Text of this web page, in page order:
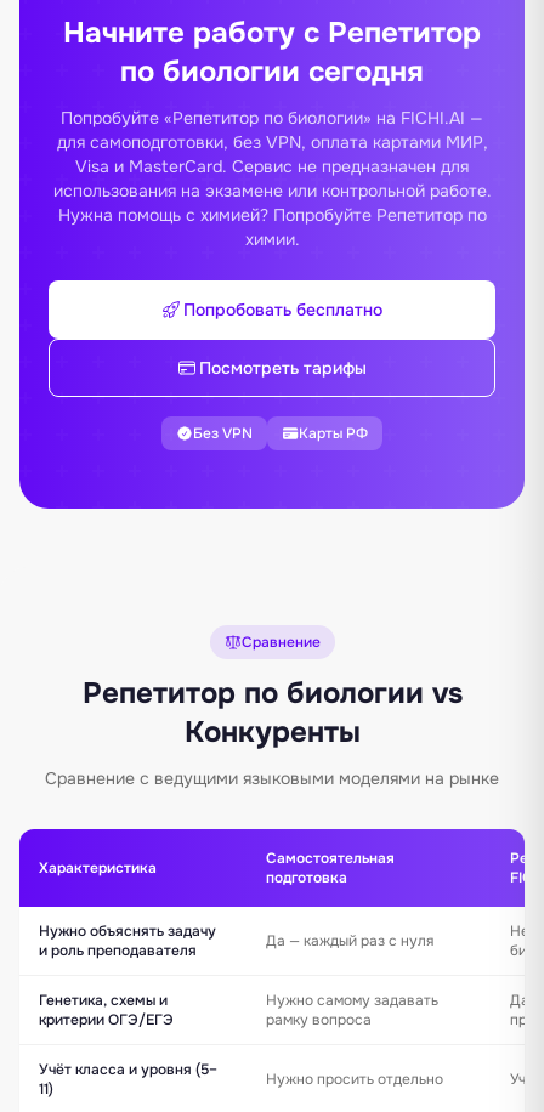
Начните работу с Репетитор
по биологии сегодня
Попробуйте «Репетитор по биологии» на FICHI.AI —
для самоподготовки, без VPN, оплата картами МИР,
Visa и MasterCard. Сервис не предназначен для
использования на экзамене или контрольной работе.
Нужна помощь с химией? Попробуйте Репетитор по
химии.
Попробовать бесплатно
Посмотреть тарифы
Без VPN Карты РФ
Сравнение
Репетитор по биологии vs
Конкуренты
Сравнение с ведущими языковыми моделями на рынке
Характеристика
Самостоятельная
подготовка
Нужно объяснять задачу
и роль преподавателя
Да — каждый раз с нуля
Нет
Генетика, схемы и
критерии ОГЭ/ЕГЭ
Нужно самому задавать
рамку вопроса
Да —
Учёт класса и уровня (5–
11)
Нужно просить отдельно